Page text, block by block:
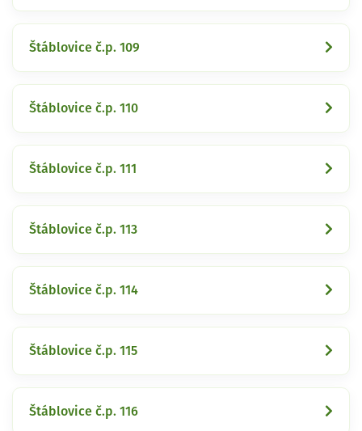
Štáblovice č.p. 109
Štáblovice č.p. 110
Štáblovice č.p. 111
Štáblovice č.p. 113
Štáblovice č.p. 114
Štáblovice č.p. 115
Štáblovice č.p. 116